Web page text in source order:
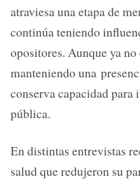
atraviesa una etapa de
continúa teniendo
opositores. Aunque ya
manteniendo una
conserva capacidad para
pública.
En distintas entrevistas
salud que redujeron su